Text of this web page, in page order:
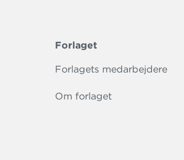
Forlaget
Forlagets medarbejdere
Om forlaget